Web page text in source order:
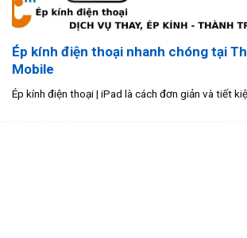
Ép kính điện thoại nhanh chóng tại
Mobile
Ép kính điện thoại | iPad là cách đơn giản và tiết